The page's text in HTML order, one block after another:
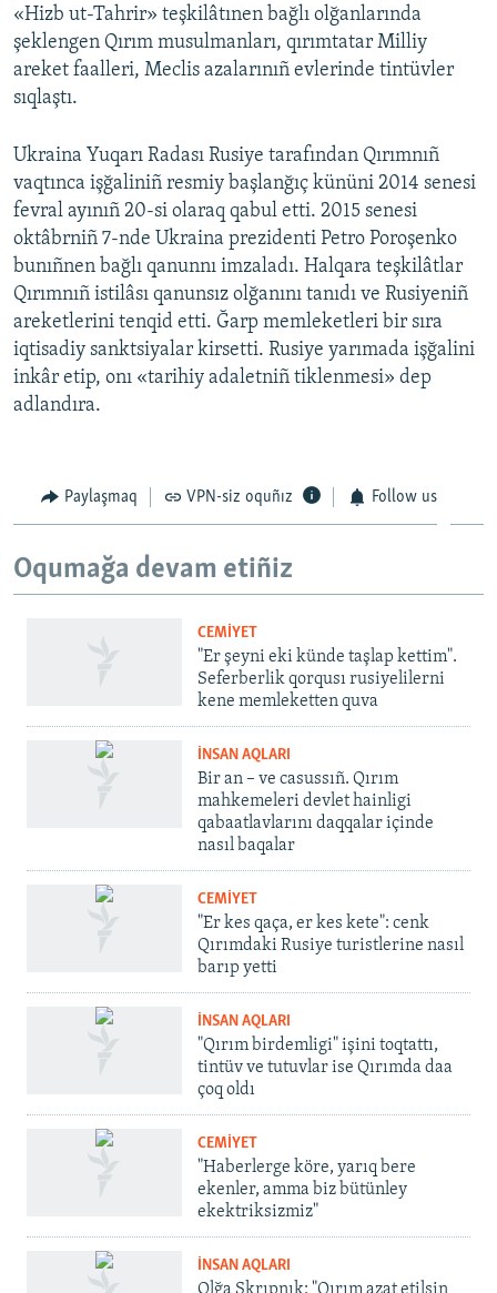
«Hizb ut-Tahrir» teşkilâtınen bağlı olğanlarında
şeklengen Qırım musulmanları, qırımtatar Milliy
areket faalleri, Meclis azalarınıñ evlerinde tintüvler
sıqlaştı.
Ukraina Yuqarı Radası Rusiye tarafından Qırımnıñ
vaqtınca işğaliniñ resmiy başlanğıç kününi 2014 senesi
fevral ayınıñ 20-si olaraq qabul etti. 2015 senesi
oktâbrniñ 7-nde Ukraina prezidenti Petro Poroşenko
bunıñnen bağlı qanunnı imzaladı. Halqara teşkilâtlar
Qırımnıñ istilâsı qanunsız olğanını tanıdı ve Rusiyeniñ
areketlerini tenqid etti. Ğarp memleketleri bir sıra
iqtisadiy sanktsiyalar kirsetti. Rusiye yarımada işğalini
inkâr etip, onı «tarihiy adaletniñ tiklenmesi» dep
adlandıra.
Paylaşmaq VPN-siz oquñız Follow us
Oqumağa devam etiñiz
CEMİYET
"Er şeyni eki künde taşlap kettim".
Seferberlik qorqusı rusiyelilerni
kene memleketten quva
İNSAN AQLARI
Bir an – ve casussıñ. Qırım
mahkemeleri devlet hainligi
qabaatlavlarını daqqalar içinde
nasıl baqalar
CEMİYET
"Er kes qaça, er kes kete": cenk
Qırımdaki Rusiye turistlerine nasıl
barıp yetti
İNSAN AQLARI
"Qırım birdemligi" işini toqtattı,
tintüv ve tutuvlar ise Qırımda daa
çoq oldı
CEMİYET
"Haberlerge köre, yarıq bere
ekenler, amma biz bütünley
ekektriksizmiz"
İNSAN AQLARI